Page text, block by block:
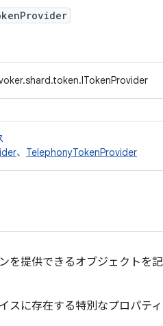
、 TelephonyTokenProvider
を提供できるオブジェクトを
スに存在する特別なプロパティ